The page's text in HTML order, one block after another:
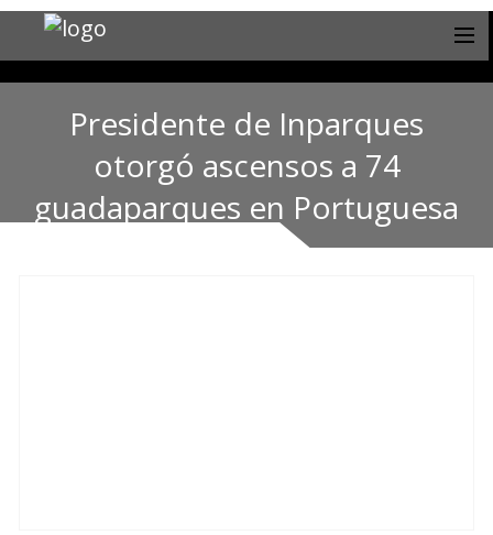
Presidente de Inparques
otorgó ascensos a 74
guadaparques en Portuguesa